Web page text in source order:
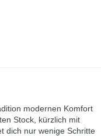
modernen Komfort
Stock, kürzlich mit
dich nur wenige Schritte